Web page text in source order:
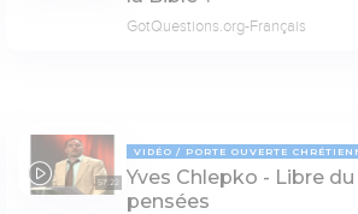
GotQuestions.org-Français
57:22
VIDÉO PORTE OUVERTE
Yves Chlepko - Libre
pensées